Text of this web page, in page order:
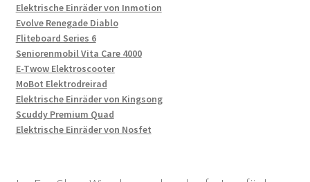
Elektrische Einräder von Inmotion
Evolve Renegade Diablo
Fliteboard Series 6
Seniorenmobil Vita Care 4000
E-Twow Elektroscooter
MoBot Elektrodreirad
Elektrische Einräder von Kingsong
Scuddy Premium Quad
Elektrische Einräder von Nosfet